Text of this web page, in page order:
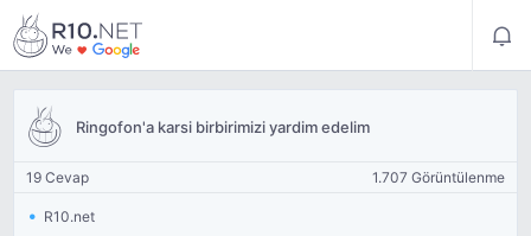
Ringofon'a karsi birbirimizi yardim edelim
19 Cevap 1.707 Görüntülenme
R10.net